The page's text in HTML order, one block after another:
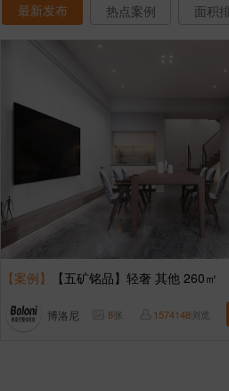
最新发布 热点案例 面积
【案例】 【五矿铭品】轻奢 其他 260㎡
博洛尼 8张 1574148浏览